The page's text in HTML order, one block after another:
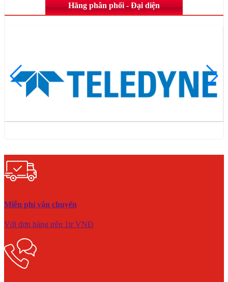
Hãng phân phối - Đại diện
Miễn phí vận chuyển
Với đơn hàng trên 1tr VNĐ